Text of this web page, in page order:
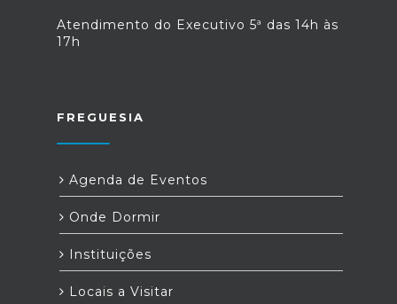
Atendimento do Executivo 5ª das 14h às
17h
FREGUESIA
Agenda de Eventos
Onde Dormir
Instituições
Locais a Visitar